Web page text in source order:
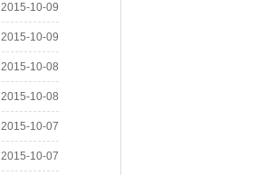
2015-10-09
2015-10-09
2015-10-08
2015-10-08
2015-10-07
2015-10-07